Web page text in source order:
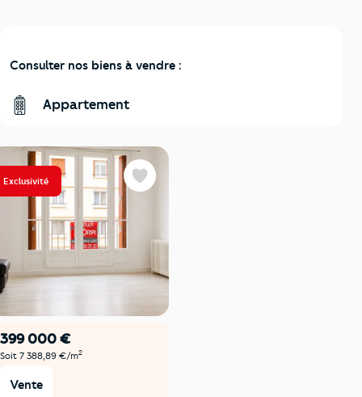
Consulter nos biens à vendre :
Appartement
Exclusivité
399 000 €
Soit 7 388,89 €/m2
Vente
Favoris